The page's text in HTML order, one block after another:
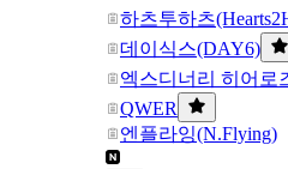
하츠투하츠
데이식스(DAY6)
엑스디너리 히어로
QWER
엔플라잉(N.Flying)